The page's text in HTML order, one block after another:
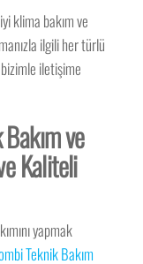
klima bakım ve
ilgili her türlü
iletişime
ve
Kaliteli
yapmak
Teknik Bakım